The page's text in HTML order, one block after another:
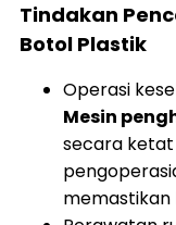
Tindakan
Botol Plastik
Operasi
Mesin
secara